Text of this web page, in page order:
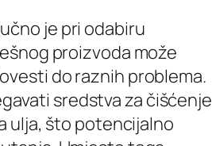
je pri odabiru
proizvoda može
do raznih problema.
sredstva za čišćenje
ulja, što potencijalno